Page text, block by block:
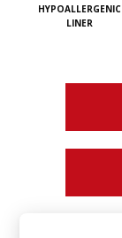
HYPOALLERGENIC
LINER